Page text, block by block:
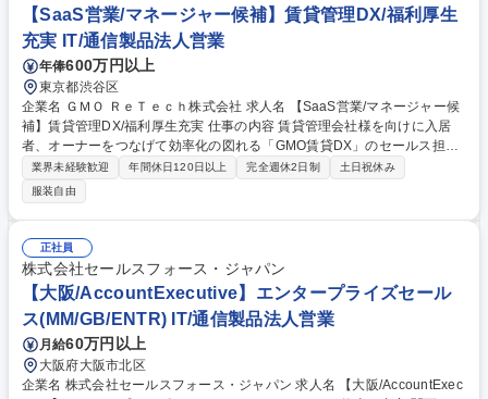
化成不動産レジデンス：約6万戸を対象に、スマートロックの導入・活
用、キーレス化、業務効率化、利便性向上を目指す 変更の範囲：会社の定
める業務全般 募集職種 【エンタープライズセールス(MGR候補)/homehub
事業本部】ハイブリッド勤務◎
【SaaS営業/マネージャー候補】賃貸管理DX/福利厚生
充実 IT/通信製品法人営業
年俸600万円以上
東京都渋谷区
企業名 ＧＭＯ ＲｅＴｅｃｈ株式会社 求人名 【SaaS営業/マネージャー候
補】賃貸管理DX/福利厚生充実 仕事の内容 賃貸管理会社様を向けに入居
者、オーナーをつなげて効率化の図れる「GMO賃貸DX」のセールス担当
として、新規顧客開拓を行います。更なる成長のためプレイングマネージ
ャーとなれる方を募集します。 【詳細】■戦略に対するアクションの実行
■個人単位でのKPIの実行(アポ数、商談数、受注数)■セールスマーケティ
ング活動(関連資料の収集、提案書・パンフレットなど営業資料の作成、
管理等)■マーケティングチームの施策に対する案件化活動(電話フォロー、
訪問)■管理会社向けオーナー向けアプリ、入居者向けアプリのソリューシ
ョン営業(課題ヒアリング、提案書作成、受注活動、導入支援)■クライアン
トとのリレーション構築 募集職種 【SaaS営業/マネージャー候補】賃貸管
理DX/福利厚生充実
業界未経験歓迎 年間休日120日以上 完全週休2日制
土日祝休み
服装自由
正社員
株式会社セールスフォース・ジャパン
【大阪/AccountExecutive】エンタープライズセール
ス(MM/GB/ENTR) IT/通信製品法人営業
月給60万円以上
大阪府大阪市北区
企業名 株式会社セールスフォース・ジャパン 求人名 【大阪/AccountExec